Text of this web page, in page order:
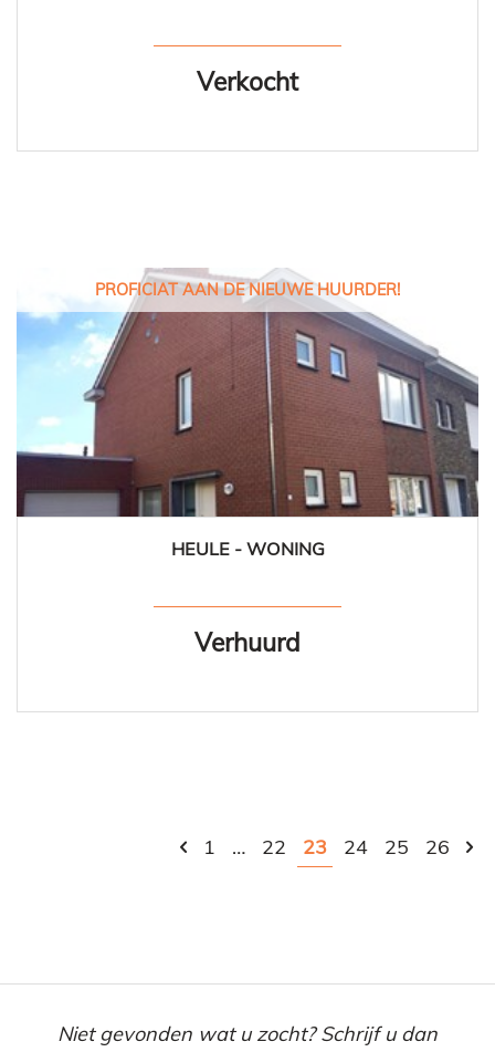
Verkocht
PROFICIAT AAN DE NIEUWE HUURDER!
125 m² 3 1
HEULE - WONING
Verhuurd
1 … 22 23 24 25 26
Niet gevonden wat u zocht? Schrijf u dan